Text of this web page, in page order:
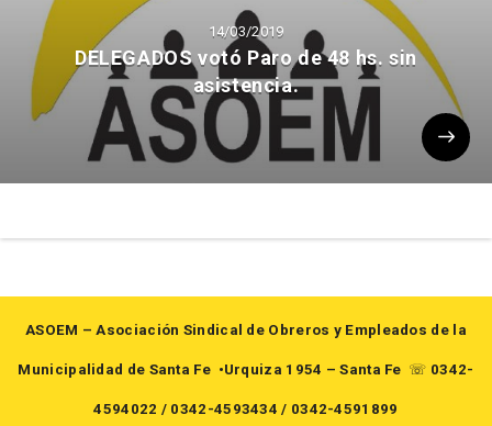
14/03/2019
DELEGADOS votó Paro de 48 hs. sin
asistencia.
ASOEM – Asociación Sindical de Obreros y Empleados de la
Municipalidad de Santa Fe •Urquiza 1954 – Santa Fe ☏ 0342-
4594022 / 0342-4593434 / 0342-4591899